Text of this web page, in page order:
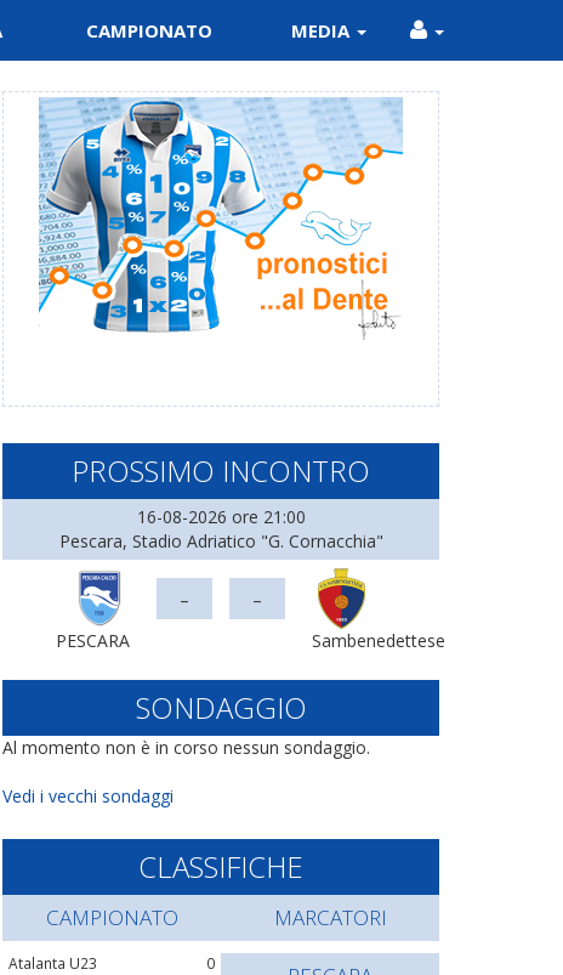
CAMPIONATO MEDIA
PROSSIMO INCONTRO
16-08-2026 ore 21:00
Pescara, Stadio Adriatico "G. Cornacchia"
PESCARA
- -
Sambenedettese
SONDAGGIO
Al momento non è in corso nessun sondaggio.
Vedi i vecchi sondaggi
CLASSIFICHE
CAMPIONATO
0
Atalanta U23
MARCATORI